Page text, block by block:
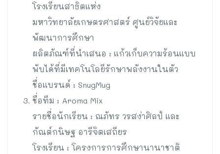
โรงเรียนสาธิตแห่ง
มหาวิทยาลัยเกษตรศาสตร์ ศูนย์วิจัยและ
พัฒนาการศึกษา
ผลิตภัณฑ์ที่นำเสนอ : แก้วเก็บความร้อนแบบ
พับได้ที่มีเทคโนโลยีรักษาพลังงานในตัว
ชื่อแบรนด์ : SnugMug
ชื่อทีม : Aroma Mix
รายชื่อนักเรียน : ณภัทร วรสง่าศิลป์ และ
กัณต์กนิษฐ อารีจิตเสถียร
โรงเรียน : โครงการการศึกษานานาชาติ